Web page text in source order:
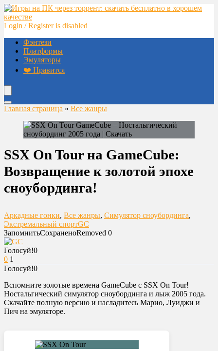
Login / Register is disabled
Фэнтези
Платформы
Эмуляторы
❤️ Нравится
Главная страница » Все жанры
SSX On Tour на GameCube:
Возвращение к золотой эпохе
сноубординга!
Аркадные гонки, Все жанры, Симулятор сноубординга,
Экстремальный спортGC
ЗапомнитьСохраненоRemoved 0
Голосуй!0
0 1
Голосуй!0
Вспомните золотые времена GameCube с SSX On Tour!
Ностальгический симулятор сноубординга и лыж 2005 года.
Скачайте полную версию и насладитесь Марио, Луиджи и
Пич на эмуляторе.